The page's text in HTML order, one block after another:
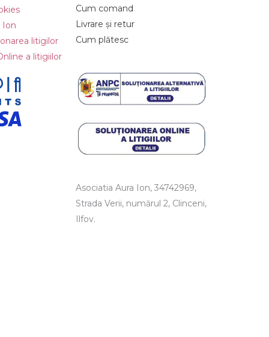
Ion
litigilor
a litigiilor
Cum comand
Livrare și retur
Cum plătesc
Asociatia Aura Ion, 34742969,
Strada Verii, numărul 2, Clinceni,
Ilfov.